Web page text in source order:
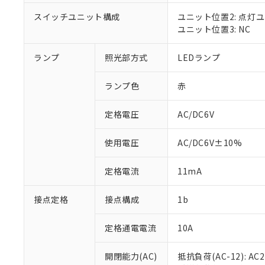
スイッチユニット構成
ユニット位置2: 点灯
ユニット位置3: NC
ランプ 照光部方式 LEDランプ
ランプ色 赤
定格電圧 AC/DC6V
使用電圧 AC/DC6V±10%
定格電流 11mA
接点定格 接点構成 1b
定格通電電流 10A
開閉能力(AC)
抵抗負荷(AC-12):
ご利用条件
本サービス
くものです。
当社制御機
在庫状況お
当社販売員
在庫状況お
ている必要
対応済み：EU
対応予定：EU
対応予定なし：
非該当品：ライセ
仕入先様の事情に
*EU RoHS指令（10物質
鉛(Pb) 1000ppm以下、
六価クロム(Cr(Ⅵ))
フタル酸ビス(2-エチル
ル（DBP） 1000ppm
但し、RoHS指令で産業
フタル酸エステル類の
※2 対応予定月
部品在庫の切り替
※1 中国
「×」：最大均質
「－」：未確認で
Pb(鉛) :1000ppm、 Hg(
DEHP(フタル酸ビス(2-
「ｅ」：有害物質
「10」：通常の使
味します。
当社は、こ
う）を輸出
などの必要
当社は規制
たしません。
記
号
○ 一定数
△ 一定数
－
在庫な
空
受注生